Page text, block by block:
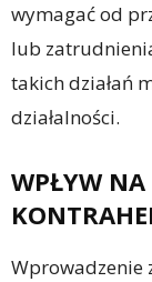
wymagać od
lub
takich działań
działalności.
WPŁYW NA
Wprowadzenie